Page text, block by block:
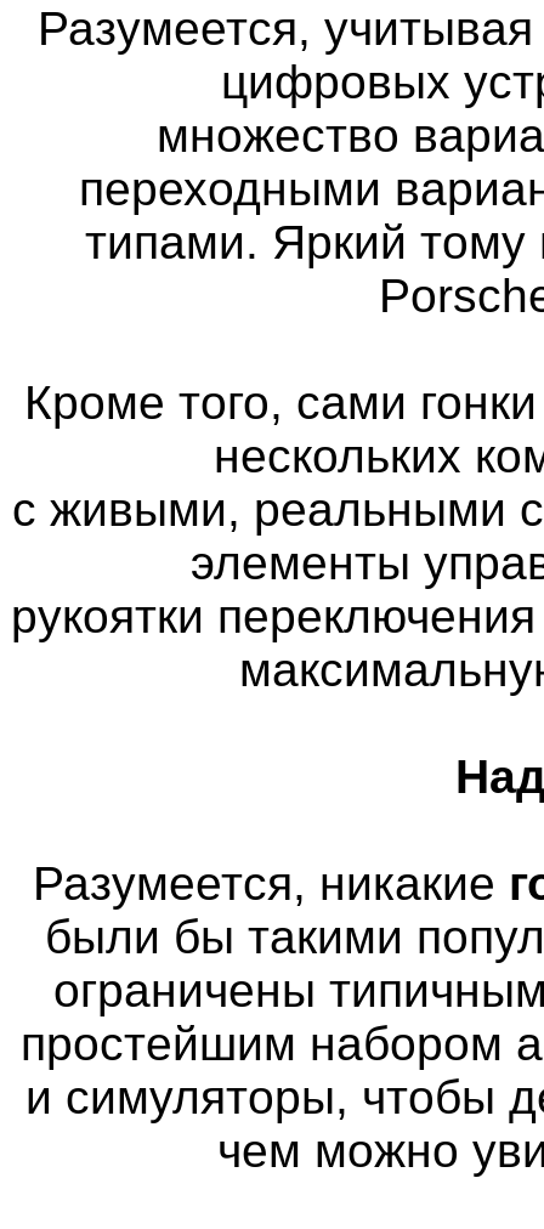
Разумеется,
цифровых
множество
переходными
типами. Яркий
Кроме того, сами
нескольких
с живыми, реальными
элементы
рукоятки
Разумеется, никакие
были бы такими
ограничены
простейшим набором
и симуляторы, чтобы
чем можно